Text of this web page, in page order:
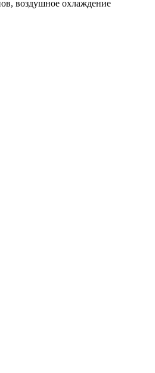
воздушное охлаждение